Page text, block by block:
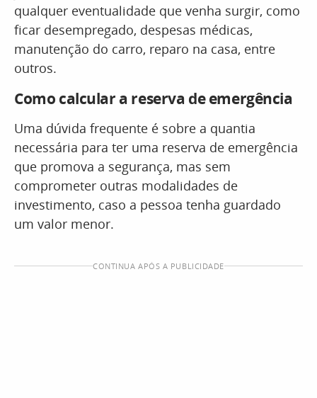
qualquer eventualidade que venha surgir, como
ficar desempregado, despesas médicas,
manutenção do carro, reparo na casa, entre
outros.
Como calcular a reserva de emergência
Uma dúvida frequente é sobre a quantia
necessária para ter uma reserva de emergência
que promova a segurança, mas sem
comprometer outras modalidades de
investimento, caso a pessoa tenha guardado
um valor menor.
CONTINUA APÓS A PUBLICIDADE